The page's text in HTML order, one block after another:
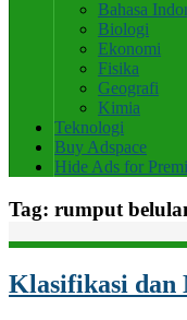
Bahasa
Biologi
Ekonomi
Fisika
Geografi
Kimia
Teknologi
Buy Adspace
Hide Ads for
Tag: rumput
Klasifikasi dan